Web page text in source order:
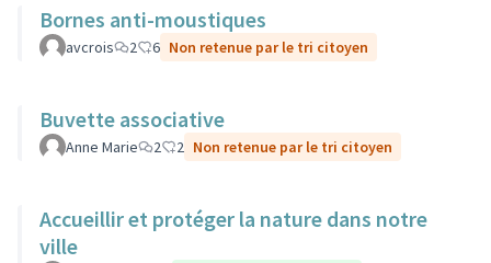
Bornes anti-moustiques
avcrois 2 6 Non retenue par le tri citoyen
Buvette associative
Anne Marie 2 2 Non retenue par le tri citoyen
Accueillir et protéger la nature dans notre
ville